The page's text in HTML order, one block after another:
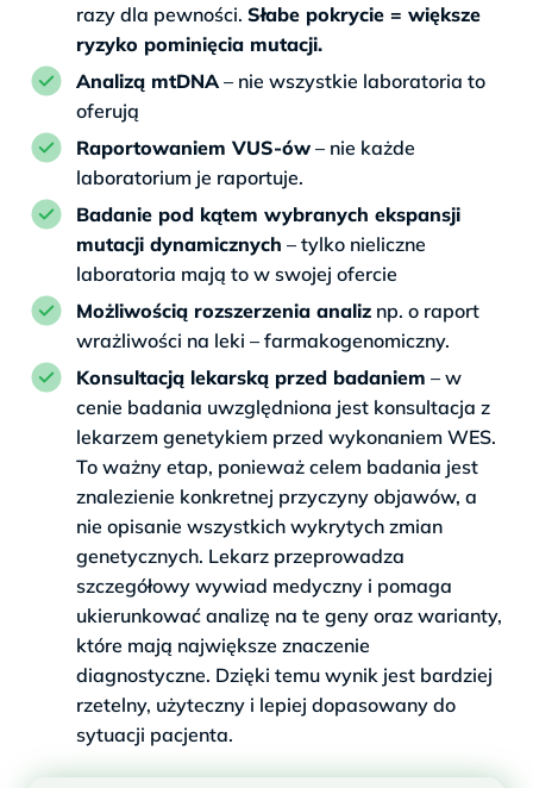
razy dla pewności. Słabe pokrycie = większe
ryzyko pominięcia mutacji.
Analizą mtDNA – nie wszystkie laboratoria to
oferują
Raportowaniem VUS-ów – nie każde
laboratorium je raportuje.
Badanie pod kątem wybranych ekspansji
mutacji dynamicznych – tylko nieliczne
laboratoria mają to w swojej ofercie
Możliwością rozszerzenia analiz np. o raport
wrażliwości na leki – farmakogenomiczny.
Konsultacją lekarską przed badaniem – w
cenie badania uwzględniona jest konsultacja z
lekarzem genetykiem przed wykonaniem WES.
To ważny etap, ponieważ celem badania jest
znalezienie konkretnej przyczyny objawów, a
nie opisanie wszystkich wykrytych zmian
genetycznych. Lekarz przeprowadza
szczegółowy wywiad medyczny i pomaga
ukierunkować analizę na te geny oraz warianty,
które mają największe znaczenie
diagnostyczne. Dzięki temu wynik jest bardziej
rzetelny, użyteczny i lepiej dopasowany do
sytuacji pacjenta.